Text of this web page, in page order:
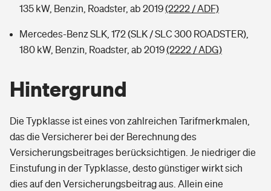
135 kW, Benzin, Roadster, ab 2019(2222 / ADF)
Mercedes-Benz SLK, 172 (SLK / SLC 300 ROADSTER),
180 kW, Benzin, Roadster, ab 2019(2222 / ADG)
Hintergrund
Die Typklasse ist eines von zahlreichen Tarifmerkmalen,
das die Versicherer bei der Berechnung des
Versicherungsbeitrages berücksichtigen. Je niedriger die
Einstufung in der Typklasse, desto günstiger wirkt sich
dies auf den Versicherungsbeitrag aus. Allein eine